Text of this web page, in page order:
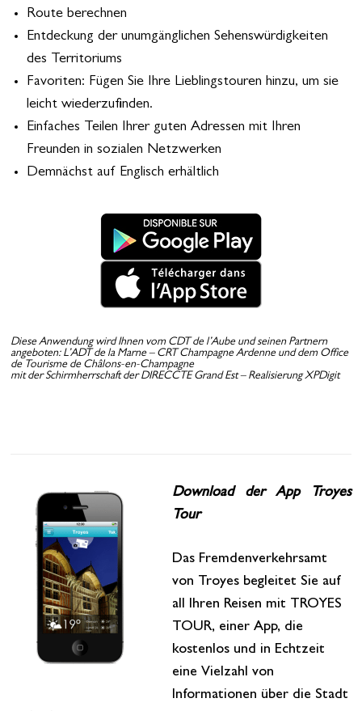
Route berechnen
Entdeckung der unumgänglichen Sehenswürdigkeiten
des Territoriums
Favoriten: Fügen Sie Ihre Lieblingstouren hinzu, um sie
leicht wiederzufinden.
Einfaches Teilen Ihrer guten Adressen mit Ihren
Freunden in sozialen Netzwerken
Demnächst auf Englisch erhältlich
Diese Anwendung wird Ihnen vom CDT de l’Aube und seinen Partnern
angeboten: L’ADT de la Marne – CRT Champagne Ardenne und dem Office
de Tourisme de Châlons-en-Champagne
mit der Schirmherrschaft der DIRECCTE Grand Est – Realisierung XPDigit
Download der App Troyes
Tour
Das Fremdenverkehrsamt
von Troyes begleitet Sie auf
all Ihren Reisen mit TROYES
TOUR, einer App, die
kostenlos und in Echtzeit
eine Vielzahl von
Informationen über die Stadt